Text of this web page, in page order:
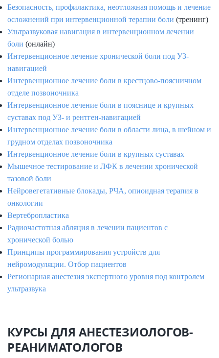
Безопасность, профилактика, неотложная помощь и лечение
осложнений при интервенционной терапии боли (тренинг)
Ультразвуковая навигация в интервенционном лечении
боли (онлайн)
Интервенционное лечение хронической боли под УЗ-
навигацией
Интервенционное лечение боли в крестцово-поясничном
отделе позвоночника
Интервенционное лечение боли в пояснице и крупных
суставах под УЗ- и рентген-навигацией
Интервенционное лечение боли в области лица, в шейном и
грудном отделах позвоночника
Интервенционное лечение боли в крупных суставах
Мышечное тестирование и ЛФК в лечении хронической
тазовой боли
Нейровегетативные блокады, РЧА, опиоидная терапия в
онкологии
Вертебропластика
Радиочастотная абляция в лечении пациентов с
хронической болью
Принципы программирования устройств для
нейромодуляции. Отбор пациентов
Регионарная анестезия экспертного уровня под контролем
ультразвука
КУРСЫ ДЛЯ АНЕСТЕЗИОЛОГОВ-
РЕАНИМАТОЛОГОВ